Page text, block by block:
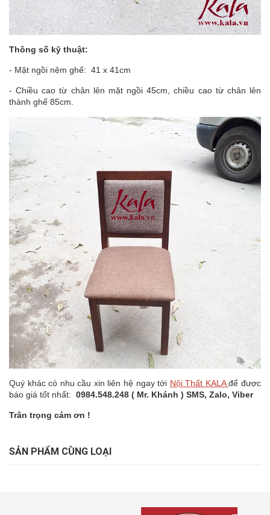
Thông số kỹ thuật:
- Mặt ngồi nệm ghế: 41 x 41cm
- Chiều cao từ chân lên mặt ngồi 45cm, chiều cao từ chân lên
thành ghế 85cm.
Quý khác có nhu cầu xin liên hệ ngay tới Nội Thất KALAđể được
báo giá tốt nhất: 0984.548.248 ( Mr. Khánh ) SMS, Zalo, Viber
Trân trọng cám ơn !
SẢN PHẨM CÙNG LOẠI